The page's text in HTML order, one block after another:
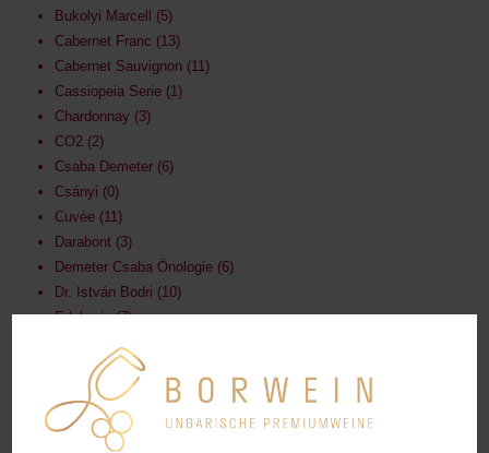
Bukolyi Marcell 5
Cabernet Franc 13
Cabernet Sauvignon 11
Cassiopeia Serie 1
Chardonnay 3
CO2 2
Csaba Demeter 6
Csányi 0
Cuvée 11
Darabont 3
Demeter Csaba Önologie 6
Dr. István Bodri 10
Edelwein 7
FEIND Kellerei
ferenc
0
Freunde 24
Fruchtig
21